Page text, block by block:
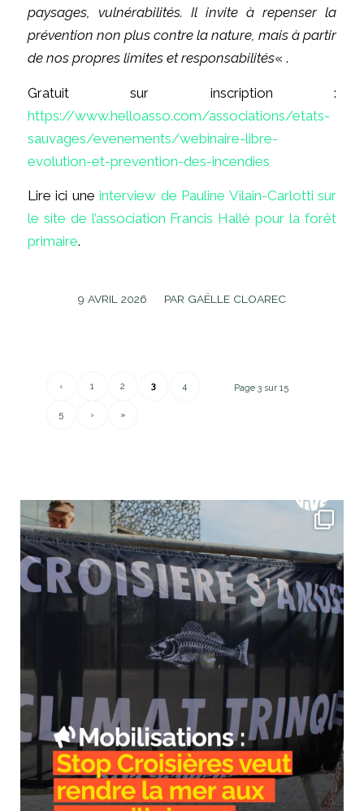
paysages, vulnérabilités. Il invite à repenser la
prévention non plus contre la nature, mais à partir
de nos propres limites et responsabilités« .
Gratuit sur inscription :
https://www.helloasso.com/associations/etats-
sauvages/evenements/webinaire-libre-
evolution-et-prevention-des-incendies
Lire ici uneinterview de Pauline Vilain-Carlotti sur
le site de l’association Francis Hallé pour la forêt
primaire.
9 AVRIL 2026
/ PAR GAËLLE CLOAREC
Page 3 sur 15
‹ 1 2 3 4
5 › »